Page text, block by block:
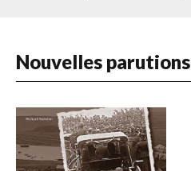
Nouvelles parutions